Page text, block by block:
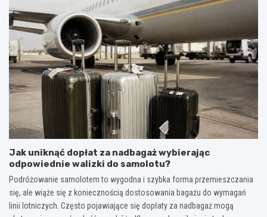
Jak uniknąć dopłat za nadbagaż wybierając
odpowiednie walizki do samolotu?
Podróżowanie samolotem to wygodna i szybka forma przemieszczania
się, ale wiąże się z koniecznością dostosowania bagażu do wymagań
linii lotniczych. Często pojawiające się dopłaty za nadbagaż mogą